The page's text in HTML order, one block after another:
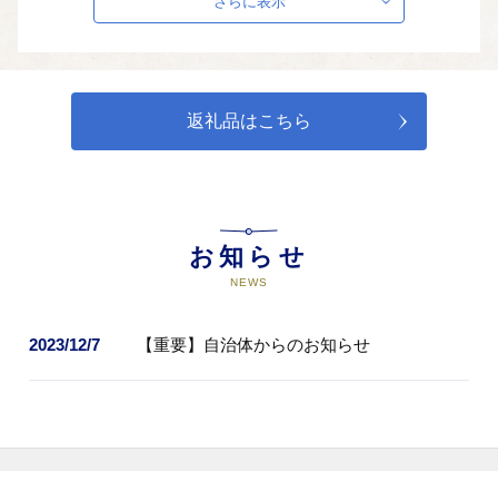
「心も体も元気！元気！」健康ス
「みんなの笑顔を守る」安全・安
心サポート事業
返礼品はこちら
お知らせ
NEWS
2023/12/7 【重要】自治体からのお知らせ